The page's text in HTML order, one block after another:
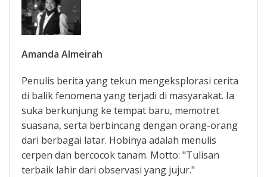
Amanda Almeirah
Penulis berita yang tekun mengeksplorasi cerita
di balik fenomena yang terjadi di masyarakat. Ia
suka berkunjung ke tempat baru, memotret
suasana, serta berbincang dengan orang-orang
dari berbagai latar. Hobinya adalah menulis
cerpen dan bercocok tanam. Motto: "Tulisan
terbaik lahir dari observasi yang jujur."